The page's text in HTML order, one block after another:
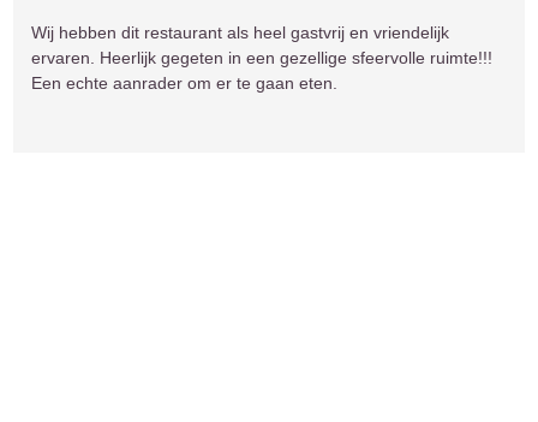
Wij hebben dit restaurant als heel gastvrij en vriendelijk
ervaren. Heerlijk gegeten in een gezellige sfeervolle ruimte!!!
Een echte aanrader om er te gaan eten.